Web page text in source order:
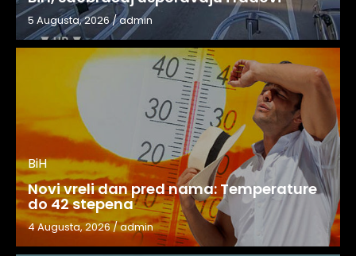
5 Augusta, 2026/admin
BiH
Novi vreli dan pred nama: Temperature
do 42 stepena
4 Augusta, 2026/admin